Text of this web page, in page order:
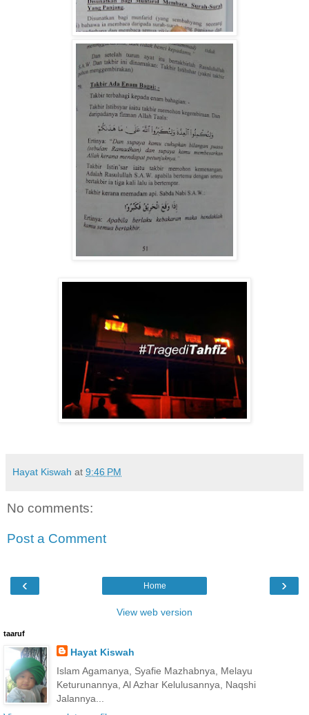
Hayat Kiswah at 9:46 PM
No comments:
Post a Comment
‹ ›
Home
View web version
taaruf
Hayat Kiswah
Islam Agamanya, Syafie Mazhabnya, Melayu
Keturunannya, Al Azhar Kelulusannya, Naqshi
Jalannya...